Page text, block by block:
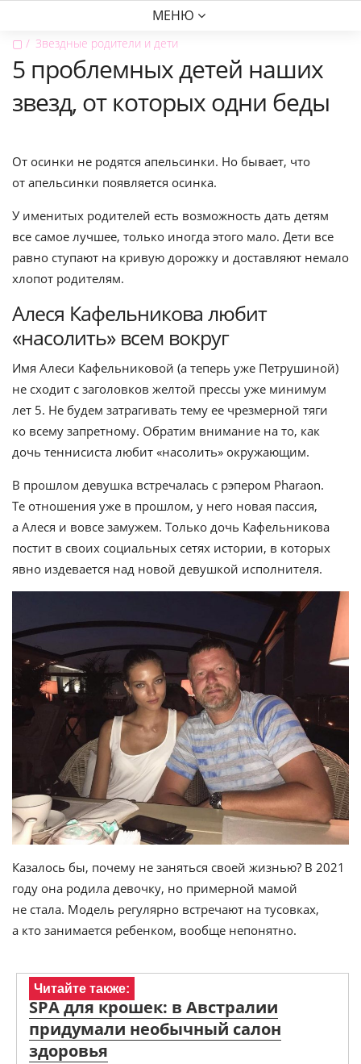
МЕНЮ
▢ Звездные родители и дети
5 проблемных детей наших
звезд, от которых одни беды
От осинки не родятся апельсинки. Но бывает, что
от апельсинки появляется осинка.
У именитых родителей есть возможность дать детям
все самое лучшее, только иногда этого мало. Дети все
равно ступают на кривую дорожку и доставляют немало
хлопот родителям.
Алеся Кафельникова любит
«насолить» всем вокруг
Имя Алеси Кафельниковой (а теперь уже Петрушиной)
не сходит с заголовков желтой прессы уже минимум
лет 5. Не будем затрагивать тему ее чрезмерной тяги
ко всему запретному. Обратим внимание на то, как
дочь теннисиста любит «насолить» окружающим.
В прошлом девушка встречалась с рэпером Pharaon.
Те отношения уже в прошлом, у него новая пассия,
а Алеся и вовсе замужем. Только дочь Кафельникова
постит в своих социальных сетях истории, в которых
явно издевается над новой девушкой исполнителя.
Казалось бы, почему не заняться своей жизнью? В 2021
году она родила девочку, но примерной мамой
не стала. Модель регулярно встречают на тусовках,
а кто занимается ребенком, вообще непонятно.
Читайте также:
SPA для крошек: в Австралии
придумали необычный салон
здоровья